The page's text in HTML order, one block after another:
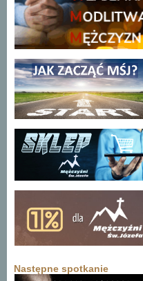
Następne spotkanie